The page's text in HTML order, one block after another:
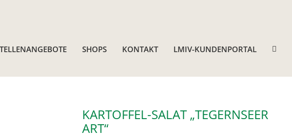
SHOPS KONTAKT LMIV-KUNDENPORTAL
KARTOFFEL-SALAT „TEGERNSEER
ART“